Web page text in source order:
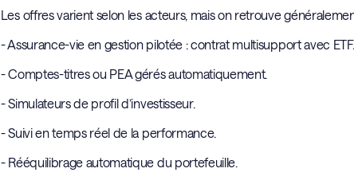
Les offres varient selon les acteurs, mais on retrouve
- Assurance-vie en gestion pilotée : contrat multisupport avec ETF.
- Comptes-titres ou PEA gérés automatiquement.
- Simulateurs de profil d’investisseur.
- Suivi en temps réel de la performance.
- Rééquilibrage automatique du portefeuille.